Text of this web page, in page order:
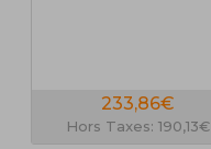
233,86€
Hors Taxes: 190,13€